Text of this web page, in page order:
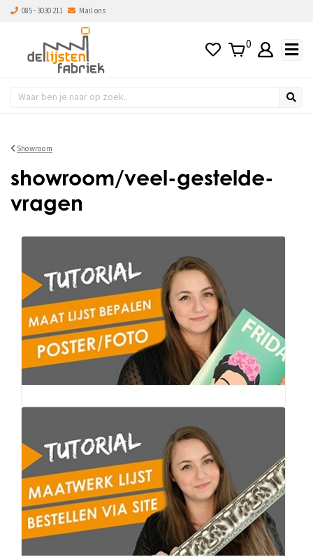
085 - 3030 211 Mail ons
0
Showroom
showroom/veel-gestelde-
vragen